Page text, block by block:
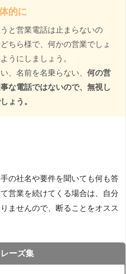
的に
と営業電話は止まらないの
ちら様で、何かの営業でしょ
うにしましょう。
、名前を名乗らない、 何の営
な電話ではないので、無視し
ょう。
の社名や要件を聞いても何も答
営業を続けてくる場合は、自分
ませんので、断ることをオスス
ーズ集